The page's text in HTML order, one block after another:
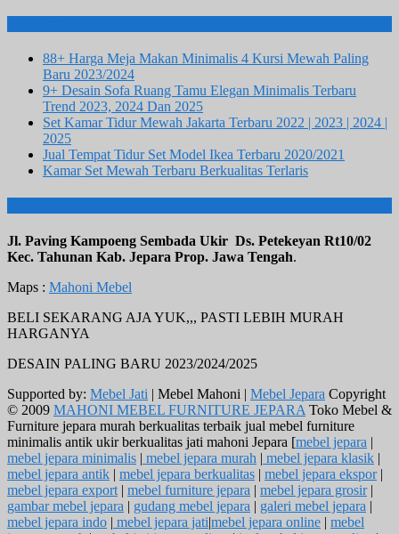
88+ Harga Meja Makan Minimalis 4 Kursi Mewah Paling
Baru 2023/2024
9+ Desain Sofa Ruang Tamu Elegan Minimalis Terbaru
Trend 2023, 2024 Dan 2025
Set Kamar Tidur Mewah Jakarta Terbaru 2022 | 2023 | 2024 |
2025
Jual Tempat Tidur Set Model Ikea Terbaru 2020/2021
Kamar Set Mewah Terbaru Berkualitas Terlaris
Jl. Paving Kampoeng Sembada Ukir Ds. Petekeyan Rt10/02
Kec. Tahunan Kab. Jepara Prop. Jawa Tengah.
Maps : Mahoni Mebel
BELI SEKARANG AJA YUK,,, PASTI LEBIH MURAH
HARGANYA
DESAIN PALING BARU 2023/2024/2025
Supported by: Mebel Jati | Mebel Mahoni | Mebel Jepara Copyright
© 2009 MAHONI MEBEL FURNITURE JEPARA Toko Mebel &
Furniture jepara murah berkualitas terbaik jual mebel furniture
minimalis antik ukir berkualitas jati mahoni Jepara [mebel jepara |
mebel jepara minimalis | mebel jepara murah | mebel jepara klasik |
mebel jepara antik | mebel jepara berkualitas | mebel jepara ekspor|
mebel jepara export | mebel furniture jepara | mebel jepara grosir|
gambar mebel jepara | gudang mebel jepara | galeri mebel jepara |
mebel jepara indo | mebel jepara jati|mebel jepara online | mebel